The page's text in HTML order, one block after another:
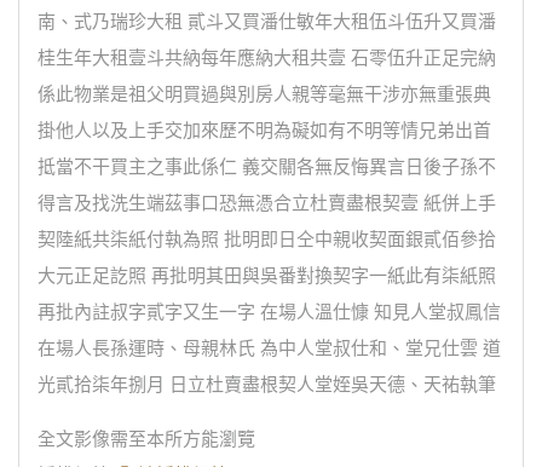
南、式乃瑞珍大租 貳斗又買潘仕敏年大租伍斗伍升又買潘
桂生年大租壹斗共納每年應納大租共壹 石零伍升正足完納
係此物業是祖父明買過與別房人親等毫無干涉亦無重張典
掛他人以及上手交加來歷不明為礙如有不明等情兄弟出首
抵當不干買主之事此係仁 義交關各無反悔異言日後子孫不
得言及找洗生端茲事口恐無憑合立杜賣盡根契壹 紙併上手
契陸紙共柒紙付執為照 批明即日仝中親收契面銀貳佰參拾
大元正足訖照 再批明其田與吳番對換契字一紙此有柒紙照
再批內註叔字貳字又生一字 在場人溫仕慷 知見人堂叔鳳信
在場人長孫運時、母親林氏 為中人堂叔仕和、堂兄仕雲 道
光貳拾柒年捌月 日立杜賣盡根契人堂姪吳天德、天祐執筆
全文影像需至本所方能瀏覽